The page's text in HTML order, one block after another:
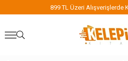
899 TL Üzeri Alışverişlerde